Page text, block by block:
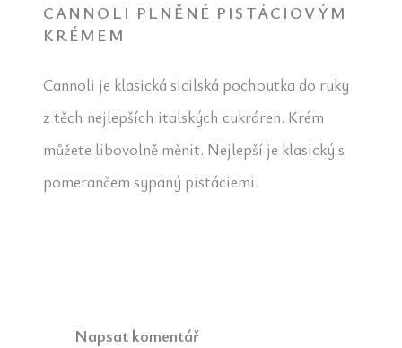
CANNOLI PLNĚNÉ PISTÁCIOVÝM
KRÉMEM
Cannoli je klasická sicilská pochoutka do ruky
z těch nejlepších italských cukráren. Krém
můžete libovolně měnit. Nejlepší je klasický s
pomerančem sypaný pistáciemi.
Napsat komentář